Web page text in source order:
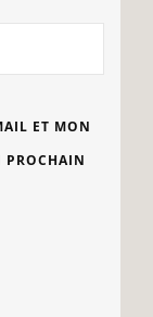
ET MON
PROCHAIN